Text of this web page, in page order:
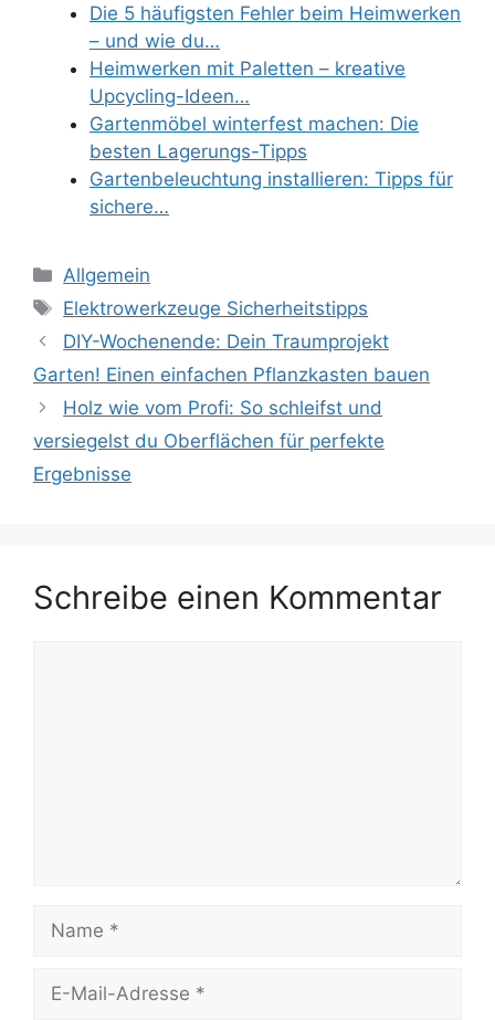
Die 5 häufigsten Fehler beim Heimwerken
– und wie du…
Heimwerken mit Paletten – kreative
Upcycling-Ideen…
Gartenmöbel winterfest machen: Die
besten Lagerungs-Tipps
Gartenbeleuchtung installieren: Tipps für
sichere…
Kategorien
Allgemein
Schlagwörter
Elektrowerkzeuge Sicherheitstipps
DIY-Wochenende: Dein Traumprojekt
Garten! Einen einfachen Pflanzkasten bauen
Holz wie vom Profi: So schleifst und
versiegelst du Oberflächen für perfekte
Ergebnisse
Schreibe einen Kommentar
Mail-